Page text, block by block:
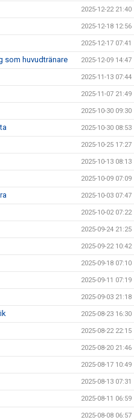
2025-12-22 21:40
2025-12-18 12:56
2025-12-17 07:41
som huvudtränare 2025-12-09 14:47
2025-11-13 07:44
2025-11-07 21:49
2025-10-30 09:30
2025-10-30 08:53
2025-10-25 17:27
2025-10-13 08:13
2025-10-09 07:09
2025-10-03 07:47
2025-10-02 07:22
2025-09-24 21:25
2025-09-22 10:42
2025-09-18 07:10
2025-09-11 07:19
2025-09-03 21:18
2025-08-23 16:30
2025-08-22 22:15
2025-08-20 21:46
2025-08-17 10:49
2025-08-13 07:31
2025-08-11 06:59
2025-08-08 06:57